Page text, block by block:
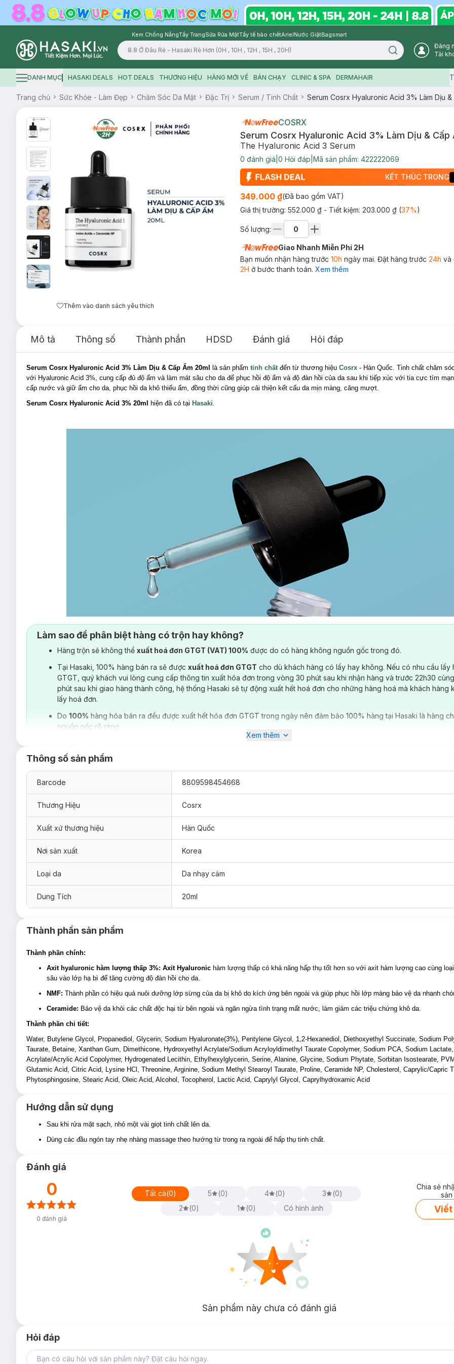
Kem Chống NắngTẩy TrangSữa Rửa MặtTẩy tế bào chếtArielNước GiặtBagsmart
Logo
Search icon
Đăng
Tài
Hamburger icon
DANH MỤC HASAKI DEALS HOT DEALS THƯƠNG HIỆU HÀNG MỚI VỀ BÁN CHẠY CLINIC & SPA DERMAHAIR
Trang chủ Sức Khỏe - Làm Đẹp Chăm Sóc Da Mặt Đặc Trị Serum / Tinh Chất Serum Cosrx Hyaluronic Acid 3% Làm Dịu &
Thêm vào danh sách yêu thích
COSRX
Serum Cosrx Hyaluronic Acid 3% Làm Dịu & Cấp
The Hyaluronic Acid 3 Serum
0 đánh giá 0 Hỏi đáp Mã sản phẩm: 422222069
KẾT THÚC TRONG
349.000 ₫(Đã bao gồm VAT)
Giá thị trường: 552.000 ₫ - Tiết kiệm: 203.000 ₫(37%)
Số lượng:
Giao Nhanh Miễn Phí 2H
Bạn muốn nhận hàng trước 10h ngày mai. Đặt hàng trước 24h và
2H ở bước thanh toán. Xem thêm
Mô tả Thông số Thành phần HDSD Đánh giá Hỏi đáp
Serum Cosrx Hyaluronic Acid 3% Làm Dịu & Cấp Ẩm 20ml là sản phẩm tinh chất đến từ thương hiệu Cosrx - Hàn Quốc. Tinh chất chăm
với Hyaluronic Acid 3%, cung cấp đủ độ ẩm và làm mát sâu cho da để phục hồi độ ẩm và độ đàn hồi của da sau khi tiếp xúc với tia cực tím
cấp nước và giữ ẩm cho da, phục hồi da khô thiếu ẩm, đồng thời cũng giúp cải thiện kết cấu da mịn màng, căng mượt.
Serum Cosrx Hyaluronic Acid 3% 20ml hiện đã có tại Hasaki
Loại da phù hợp:
Dành cho mọi loại da, kể cả
Làm mát da: Serum Hyaluronic 3%có thể lập tức làm mát và dịu làn da bị tổn thương do ánh nắng mặt trời nếu được bảo quản trong
Làm sao để phân biệt hàng có trộn hay không?
Hàng trộn sẽ không thể xuất hoá đơn GTGT (VAT) 100% được do có hàng không nguồn gốc trong đó.
Tại Hasaki, 100% hàng bán ra sẽ được xuất hoá đơn GTGT cho dù khách hàng có lấy hay không. Nếu có nhu cầu lấy
GTGT, quý khách vui lòng cung cấp thông tin xuất hóa đơn trong vòng 30 phút sau khi nhận hàng và trước 22h30
phút sau khi giao hàng thành công, hệ thống Hasaki sẽ tự động xuất hết hoá đơn cho những hàng hoá mà khách hàng
lấy hoá đơn.
Do 100% hàng hóa bán ra đều được xuất hết hóa đơn GTGT trong ngày nên đảm bảo 100% hàng tại Hasaki là hàng
nguồn gốc rõ ràng.
Xem thêm
Thông số sản phẩm
Barcode 8809598454668
Thương Hiệu Cosrx
Xuất xứ thương hiệu Hàn Quốc
Nơi sản xuất Korea
Loại da Da nhạy cảm
Dung Tích 20ml
Thành phần sản phẩm
Thành phần chính:
Axit hyaluronic hàm lượng thấp 3%: Axit Hyaluronic hàm lượng thấp có khả năng hấp thụ tốt hơn so với axit hàm lượng cao cùng
sâu vào lớp hạ bì để tăng cường độ đàn hồi cho da.
NMF: Thành phần có hiệu quả nuôi dưỡng lớp sừng của da bị khô do kích ứng bên ngoài và giúp phục hồi lớp màng bảo vệ da nhanh
Ceramide: Bảo vệ da khỏi các chất độc hại từ bên ngoài và ngăn ngừa tình trạng mất nước, làm giảm các triệu chứng khô da.
Thành phần chi tiết:
Water, Butylene Glycol, Propanediol, Glycerin, Sodium Hyaluronate(3%), Pentylene Glycol, 1,2-Hexanediol, Diethoxyethyl Succinate, Sodium
Taurate, Betaine, Xanthan Gum, Dimethicone, Hydroxyethyl Acrylate/Sodium Acryloyldimethyl Taurate Copolymer, Sodium PCA, Sodium
Acrylate/Acrylic Acid Copolymer, Hydrogenated Lecithin, Ethylhexylglycerin, Serine, Alanine, Glycine, Sodium Phytate, Sorbitan Isostearate,
Glutamic Acid, Citric Acid, Lysine HCl, Threonine, Arginine, Sodium Methyl Stearoyl Taurate, Proline, Ceramide NP, Cholesterol, Caprylic/Capric
Phytosphingosine, Stearic Acid, Oleic Acid, Alcohol, Tocopherol, Lactic Acid, Caprylyl Glycol, Caprylhydroxamic Acid
Hướng dẫn sử dụng
Sau khi rửa mặt sạch, nhỏ một vài giọt tinh chất lên da.
Dùng các đầu ngón tay nhẹ nhàng massage theo hướng từ trong ra ngoài để hấp thụ tinh chất.
Đánh giá
0
0 đánh giá
Tất cả(0) 5 (0) 4 (0) 3 (0)
2
(0) 1 (0) Có hình ảnh
Chia sẻ
Viết
Sản phẩm này chưa có đánh giá
Hỏi đáp